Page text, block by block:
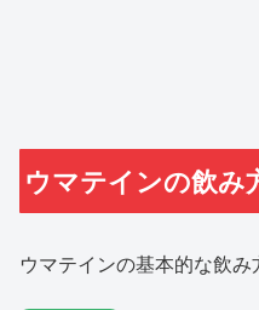
ウマテインの飲み
ウマテインの基本的な飲み